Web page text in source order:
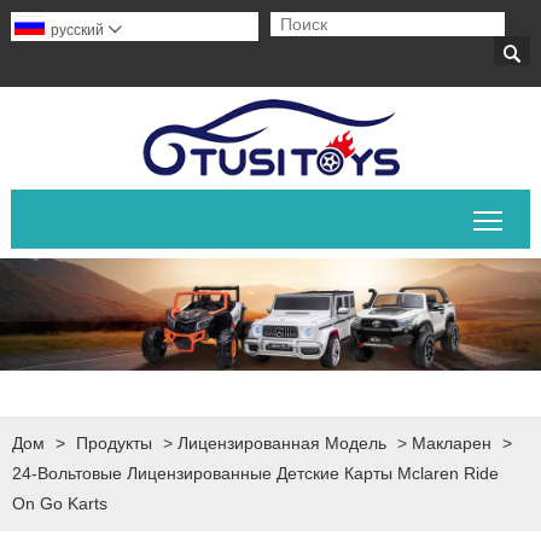

русский 
Дом > Продукты > Лицензированная Модель > Макларен
>
24-Вольтовые Лицензированные Детские Карты Mclaren Ride
On Go Karts